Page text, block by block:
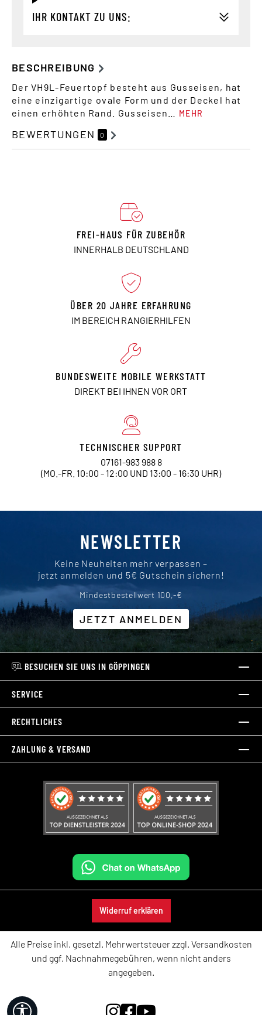
IHR KONTAKT ZU UNS:
BESCHREIBUNG
Der VH9L-Feuertopf besteht aus Gusseisen, hat
eine einzigartige ovale Form und der Deckel hat
einen erhöhten Rand. Gusseisen…
MEHR
BEWERTUNGEN 0
FREI-HAUS FÜR ZUBEHÖR
INNERHALB DEUTSCHLAND
ÜBER 20 JAHRE ERFAHRUNG
IM BEREICH RANGIERHILFEN
BUNDESWEITE MOBILE WERKSTATT
DIREKT BEI IHNEN VOR ORT
TECHNISCHER SUPPORT
07161-983 988 8
(MO.-FR. 10:00 - 12:00 UND 13:00 - 16:30 UHR)
NEWSLETTER
Keine Neuheiten mehr verpassen –
jetzt anmelden und 5€ Gutschein sichern!
Mindestbestellwert 100,-€
JETZT ANMELDEN
BESUCHEN SIE UNS IN GÖPPINGEN
SERVICE
RECHTLICHES
ZAHLUNG & VERSAND
Widerruf erklären
Alle Preise inkl. gesetzl. Mehrwertsteuer zzgl. Versandkosten
und ggf. Nachnahmegebühren, wenn nicht anders
angegeben.
Werkzeugleiste anzeigen